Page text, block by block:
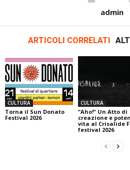
admin
ARTICOLI CORRELATI
CULTURA
Torna il Sun Donato
Festival 2026
CULTURA
“Aho!” Un Atto di
creazione e
vita al Crisalide
festival 2026